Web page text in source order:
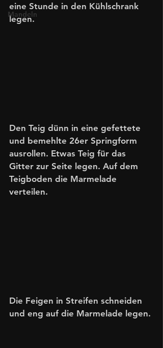
Mandeln
eine Stunde in den Kühlschrank
legen.
Den Teig dünn in eine gefettete
und bemehlte 26er Springform
ausrollen. Etwas Teig für das
Gitter zur Seite legen. Auf dem
Teigboden die Marmelade
verteilen.
Die Feigen in Streifen schneiden
und eng auf die Marmelade legen.